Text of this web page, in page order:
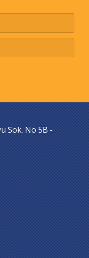
Sok. No 5B -